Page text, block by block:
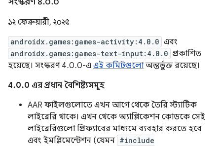
১২ ফেব্রুয়ারী, ২০২৫
androidx.games:games-activity:4.0.0 এবং
androidx.games:games-text-input:4.0.0 প্রকাশিত
হয়েছে। সংস্করণ 4.0.0-এ এই কমিটগুলোঅন্তর্ভুক্ত রয়েছে।
4.0.0 এর প্রধান বৈশিষ্ট্যসমূহ
AAR ফাইলগুলোতে এখন আগে থেকে তৈরি স্ট্যাটিক
লাইব্রেরি থাকে। এখন থেকে অ্যাপ্লিকেশন কোডকে সেই
লাইব্রেরিগুলো প্রিফ্যাবের মাধ্যমে ব্যবহার করতে হবে
এবং ইমপ্লিমেন্টেশন (যেমন #include